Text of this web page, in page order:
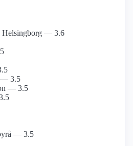
Helsingborg — 3.6
— 3.5
— 3.5
— 3.5